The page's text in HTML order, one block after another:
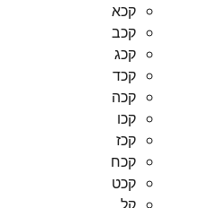
קכא
קכב
קכג
קכד
קכה
קכו
קכז
קכח
קכט